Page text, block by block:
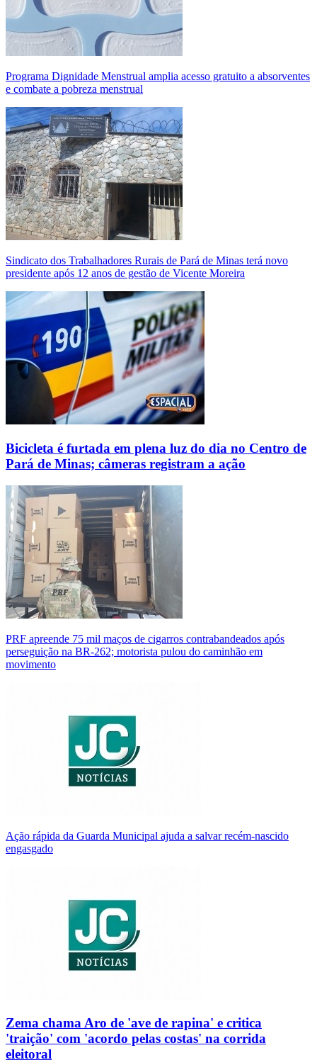
Programa Dignidade Menstrual amplia acesso gratuito a absorventes
e combate a pobreza menstrual
Sindicato dos Trabalhadores Rurais de Pará de Minas terá novo
presidente após 12 anos de gestão de Vicente Moreira
Bicicleta é furtada em plena luz do dia no Centro de
Pará de Minas; câmeras registram a ação
PRF apreende 75 mil maços de cigarros contrabandeados após
perseguição na BR-262; motorista pulou do caminhão em
movimento
Ação rápida da Guarda Municipal ajuda a salvar recém-nascido
engasgado
Zema chama Aro de 'ave de rapina' e critica
'traição' com 'acordo pelas costas' na corrida
eleitoral